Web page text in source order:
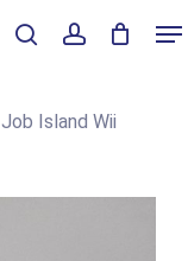
Job Island Wii